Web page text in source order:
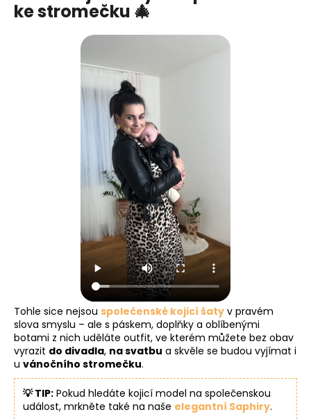
ke stromečku 🎄
Tohle sice nejsou společenské kojicí šaty v pravém
slova smyslu – ale s páskem, doplňky a oblíbenými
botami z nich uděláte outfit, ve kterém můžete bez obav
vyrazit do divadla, na svatbu a skvěle se budou vyjímat i
u vánočního stromečku.
💡 TIP: Pokud hledáte kojicí model na společenskou
událost, mrkněte také na naše elegantní Saphiry.